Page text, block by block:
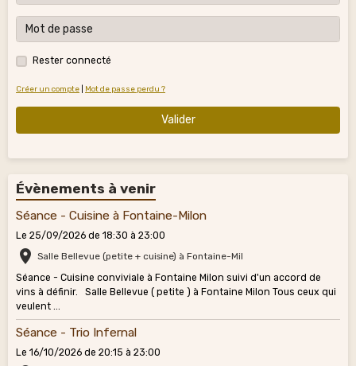
Rester connecté
Créer un compte Mot de passe perdu ?
Valider
Évènements à venir
Séance - Cuisine à Fontaine-Milon
Le 25/09/2026 de 18:30 à 23:00
Salle Bellevue (petite + cuisine) à Fontaine-Mil
Séance - Cuisine conviviale à Fontaine Milon suivi d'un accord de
vins à définir. Salle Bellevue ( petite ) à Fontaine Milon Tous ceux qui
veulent ...
Séance - Trio Infernal
Le 16/10/2026 de 20:15 à 23:00